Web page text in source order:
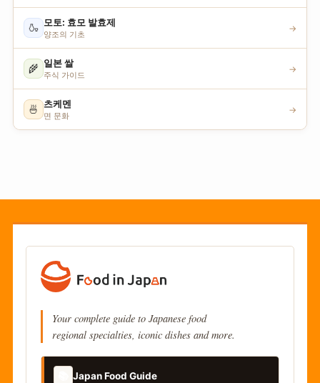
🍶 모토: 효모 발효제
양조의 기초
→
🌾 일본 쌀
주식 가이드
→
🍜 츠케멘
면 문화
→
Your complete guide to Japanese food
regional specialties, iconic dishes and more.
Japan Food Guide